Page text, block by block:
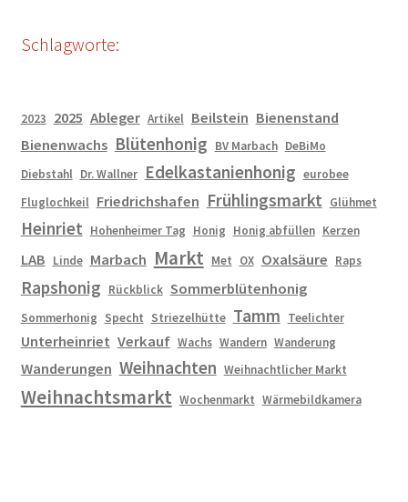
Schlagworte:
2023 2025 Ableger Artikel Beilstein Bienenstand
Bienenwachs Blütenhonig BV Marbach DeBiMo
Diebstahl Dr. Wallner Edelkastanienhonig eurobee
Fluglochkeil Friedrichshafen Frühlingsmarkt Glühmet
Heinriet Hohenheimer Tag Honig Honig abfüllen Kerzen
LAB Linde Marbach Markt Met OX Oxalsäure Raps
Rapshonig Rückblick Sommerblütenhonig
Sommerhonig Specht Striezelhütte Tamm Teelichter
Unterheinriet Verkauf Wachs Wandern Wanderung
Wanderungen Weihnachten Weihnachtlicher Markt
Weihnachtsmarkt Wochenmarkt Wärmebildkamera